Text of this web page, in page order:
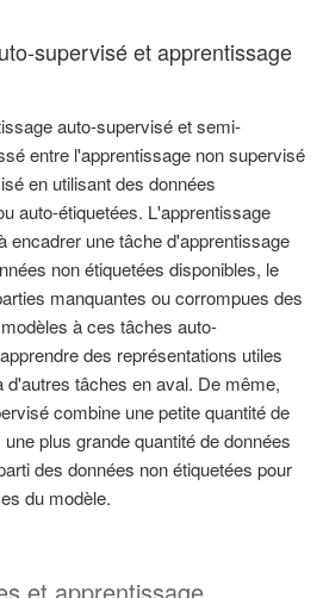
supervisé et apprentissage
auto-supervisé et semi-
entre l'apprentissage non supervisé
en utilisant des données
auto-étiquetées. L'apprentissage
encadrer une tâche d'apprentissage
non étiquetées disponibles, le
manquantes ou corrompues des
à ces tâches auto-
des représentations utiles
d'autres tâches en aval. De même,
combine une petite quantité de
plus grande quantité de données
des données non étiquetées pour
du modèle.